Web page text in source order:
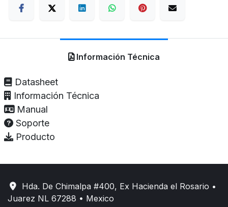
Información Técnica
Datasheet
Información Técnica
Manual
Soporte
Producto
Hda. De Chimalpa #400, Ex Hacienda el Rosario •
Juarez NL 67288 • Mexico